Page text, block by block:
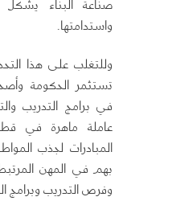
صناعة البناء
واستدامتها.
وللتغلب على هذا
تستثمر الحكومة
في برامج التدريب
عاملة ماهرة في
المبادرات لجذب
بهم في المهن
وفرص التدريب وبرامج